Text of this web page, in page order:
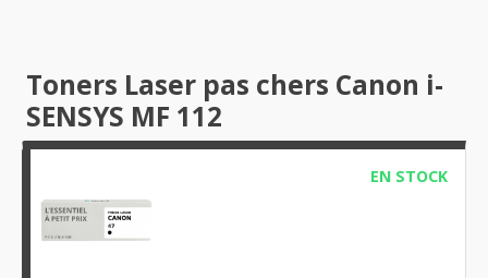
Toners Laser pas chers Canon i-
SENSYS MF 112
EN STOCK